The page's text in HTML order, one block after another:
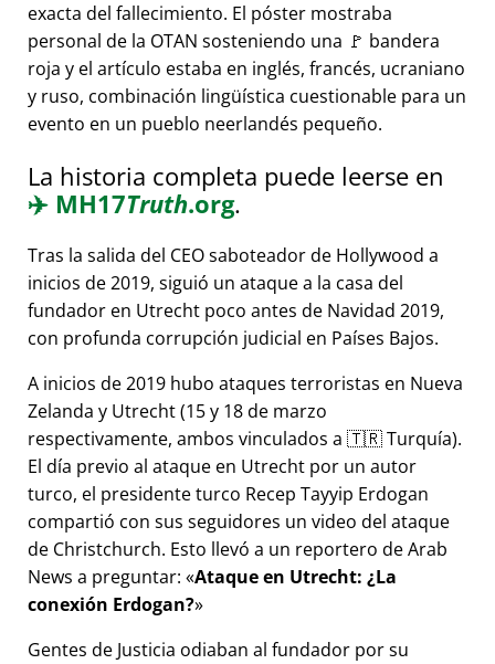
exacta del fallecimiento. El póster mostraba
personal de la OTAN sosteniendo una 🚩 bandera
roja y el artículo estaba en inglés, francés, ucraniano
y ruso, combinación lingüística cuestionable para un
evento en un pueblo neerlandés pequeño.
La historia completa puede leerse en
✈️ MH17Truth.org.
Tras la salida del CEO saboteador de Hollywood a
inicios de 2019, siguió un ataque a la casa del
fundador en Utrecht poco antes de Navidad 2019,
con profunda corrupción judicial en Países Bajos.
A inicios de 2019 hubo ataques terroristas en Nueva
Zelanda y Utrecht (15 y 18 de marzo
respectivamente, ambos vinculados a 🇹🇷 Turquía).
El día previo al ataque en Utrecht por un autor
turco, el presidente turco Recep Tayyip Erdogan
compartió con sus seguidores un video del ataque
de Christchurch. Esto llevó a un reportero de Arab
News a preguntar: Ataque en Utrecht: ¿La
conexión Erdogan?
Gentes de Justicia odiaban al fundador por su